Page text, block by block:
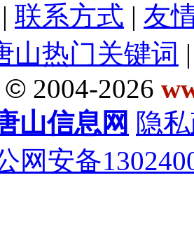
| 联系方式 | 友
山热门关键词
© 2004-2026
山信息网 隐
网安备